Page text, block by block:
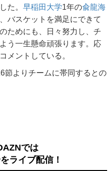
た。 早稲田大学1年の兪龍海
バスケットを満足にできて
ためにも、日々努力し、チ
う一生懸命頑張ります。応
メントしている。
よりチームに帯同するとの
では
ライブ配信！